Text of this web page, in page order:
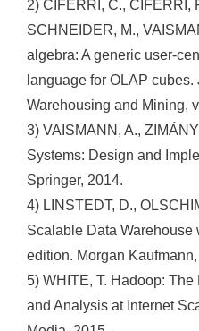
2) CIFERRI, C., CIFERRI,
SCHNEIDER, M.,
algebra: A generic user-
language for OLAP
Warehousing and Mining,
3) VAISMANN, A.,
Systems: Design and
Springer, 2014.
4) LINSTEDT, D.,
Scalable Data Warehouse
edition. Morgan
5) WHITE, T. Hadoop:
and Analysis at Internet